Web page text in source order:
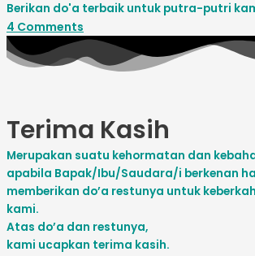
Berikan do'a terbaik untuk putra-putri
4 Comments
Terima Kasih
Merupakan suatu kehormatan dan
apabila Bapak/Ibu/Saudara/i berkenan
memberikan do’a restunya untuk
kami.
Atas do’a dan restunya,
kami ucapkan terima kasih.